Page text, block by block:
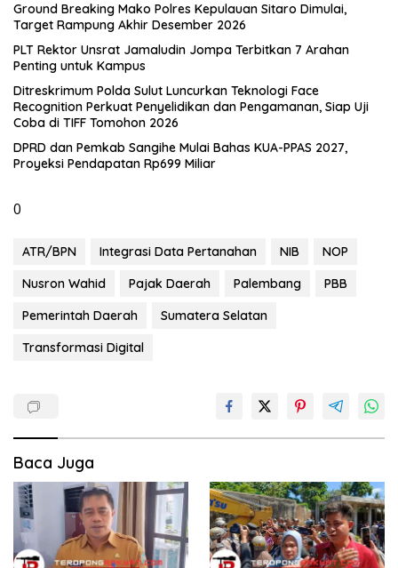
Ground Breaking Mako Polres Kepulauan Sitaro Dimulai,
Target Rampung Akhir Desember 2026
​PLT Rektor Unsrat Jamaludin Jompa Terbitkan 7 Arahan
Penting untuk Kampus
Ditreskrimum Polda Sulut Luncurkan Teknologi Face
Recognition Perkuat Penyelidikan dan Pengamanan, Siap Uji
Coba di TIFF Tomohon 2026
DPRD dan Pemkab Sangihe Mulai Bahas KUA-PPAS 2027,
Proyeksi Pendapatan Rp699 Miliar
0
ATR/BPN Integrasi Data Pertanahan NIB
NOP
Nusron Wahid
Pajak Daerah Palembang
PBB
Pemerintah Daerah
Sumatera Selatan
Transformasi Digital
Baca Juga